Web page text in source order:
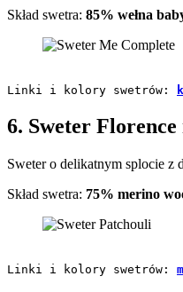
Skład swetra: 85% wełna
Linki i kolory swetrów:
6. Sweter
Sweter o delikatnym splocie z
Skład swetra: 75% merino
Linki i kolory swetrów: